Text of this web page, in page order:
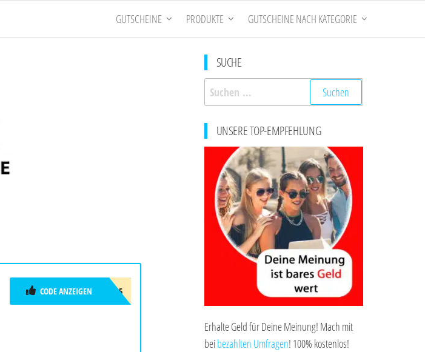
GUTSCHEINE PRODUKTE GUTSCHEINE NACH KATEGORIE
SHELF15
CODE ANZEIGEN
SUCHE
Suchen
nach:
UNSERE TOP-EMPFEHLUNG
Erhalte Geld für Deine Meinung! Mach mit
beibezahlten Umfragen! 100% kostenlos!